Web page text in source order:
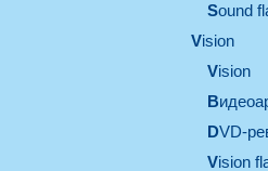
Sound
vision
vision
DVD-
Vision